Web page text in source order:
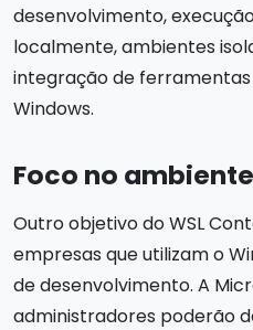
desenvolvimento,
localmente, ambientes
integração de ferramentas
Windows.
Foco no
Outro objetivo do WSL
empresas que utilizam o
de desenvolvimento. A
administradores poderão